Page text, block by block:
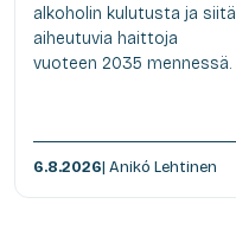
alkoholin kulutusta ja siitä
aiheutuvia haittoja
vuoteen 2035 mennessä.
6.8.2026| Anikó Lehtinen